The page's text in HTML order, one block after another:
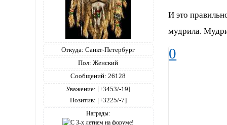
Откуда: Санкт-Петербург
Пол: Женский
Сообщений: 26128
Уважение: [+3453/-19]
Позитив: [+3225/-7]
Награды:
И это
мудрила.
0